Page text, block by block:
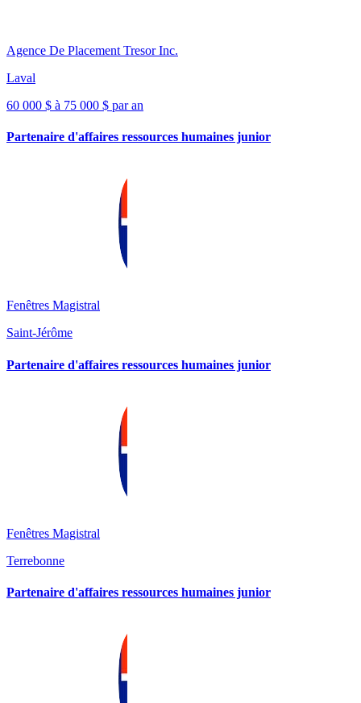
Agence De Placement Tresor Inc.
Laval
60 000 $ à 75 000 $ par an
Partenaire d'affaires ressources humaines junior
Fenêtres Magistral
Saint-Jérôme
Partenaire d'affaires ressources humaines junior
Fenêtres Magistral
Terrebonne
Partenaire d'affaires ressources humaines junior